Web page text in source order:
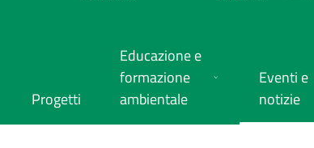
Progetti
Educazione e
formazione
ambientale
Eventi e
notizie